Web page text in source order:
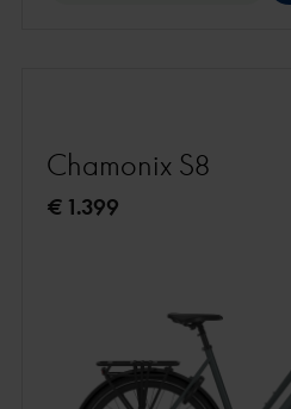
Chamonix S8
€ 1.399